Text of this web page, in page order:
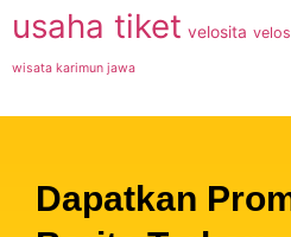
usaha tiket velosita
wisata karimun jawa
Dapatkan